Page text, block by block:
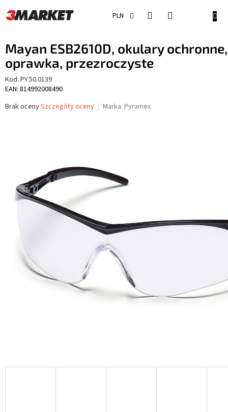
do
treści
PLN
Mayan ESB2610D, okulary
oprawka, przezroczyste
Kod: PY.50.0139
EAN: 814992008490
Średnia
Brak ocenySzczegóły oceny Marka: Pyramex